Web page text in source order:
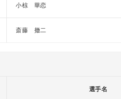
小椋 華恋
斎藤 撤二
選手名